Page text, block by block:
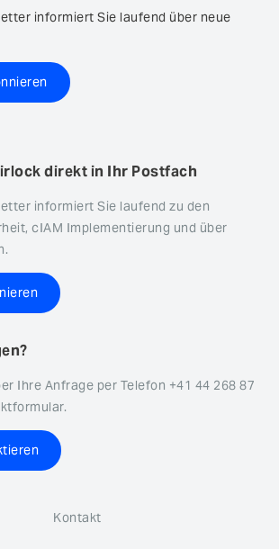
informiert Sie laufend über neue
direkt in Ihr Postfach
informiert Sie laufend zu den
cIAM Implementierung und über
Ihre Anfrage per Telefon +41 44 268 87
Kontakt